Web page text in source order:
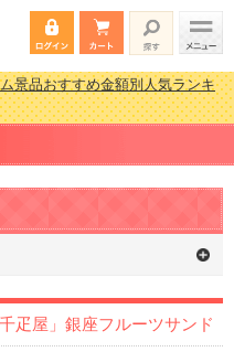
景品おすすめ金額別人気ランキ
景品 3000円未満［2000円～
会で貰って嬉しい景品とは？ 更
疋屋」銀座フルーツサンド